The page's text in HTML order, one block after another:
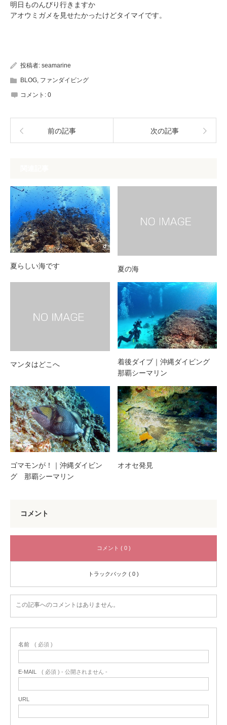
明日ものんびり行きますか
アオウミガメを見せたかったけどタイマイです。
投稿者: seamarine
BLOG, ファンダイビング
コメント: 0
前の記事 次の記事
夏らしい海です 夏の海
マンタはどこへ
着後ダイブ｜沖縄ダイビング
那覇シーマリン
ゴマモンが！｜沖縄ダイビン
グ 那覇シーマリン
オオセ発見
コメント
コメント ( 0 )
トラックバック ( 0 )
この記事へのコメントはありません。
名前 ( 必須 )
E-MAIL ( 必須 ) - 公開されません -
URL